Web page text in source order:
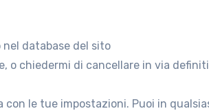
database del sito
o chiedermi di cancellare in via
le tue impostazioni. Puoi in